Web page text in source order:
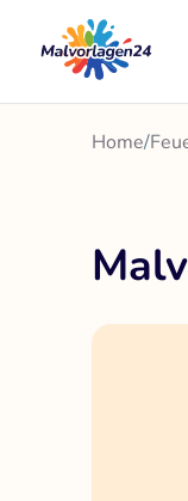
Inhalt
springen
Home/